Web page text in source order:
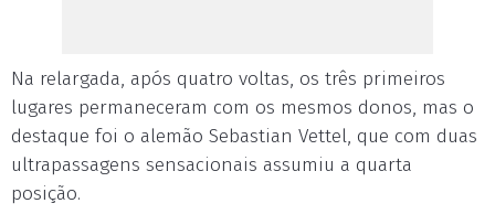
Na relargada, após quatro voltas, os três primeiros
lugares permaneceram com os mesmos donos, mas o
destaque foi o alemão Sebastian Vettel, que com duas
ultrapassagens sensacionais assumiu a quarta
posição.